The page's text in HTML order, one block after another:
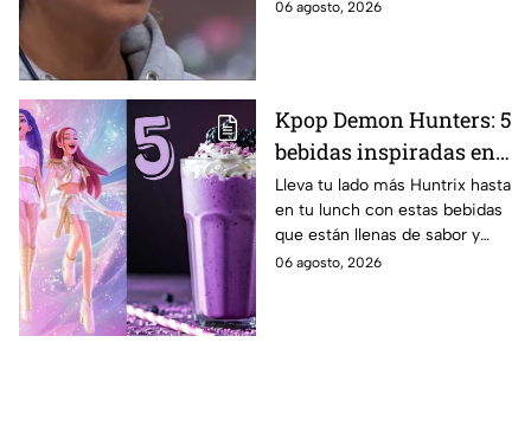
MasterChef 24/7.
06 agosto, 2026
Kpop Demon Hunters: 5
bebidas inspiradas en
las guerreras Huntrix
para llevar a la escuela
este regreso a clases
2026; son saludables y
Lleva tu lado más Huntrix hasta
en tu lunch con estas bebidas
que están llenas de sabor y
frescura.
06 agosto, 2026